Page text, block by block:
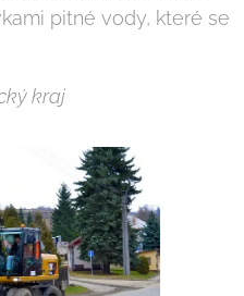
pitné vody, které se
kraj